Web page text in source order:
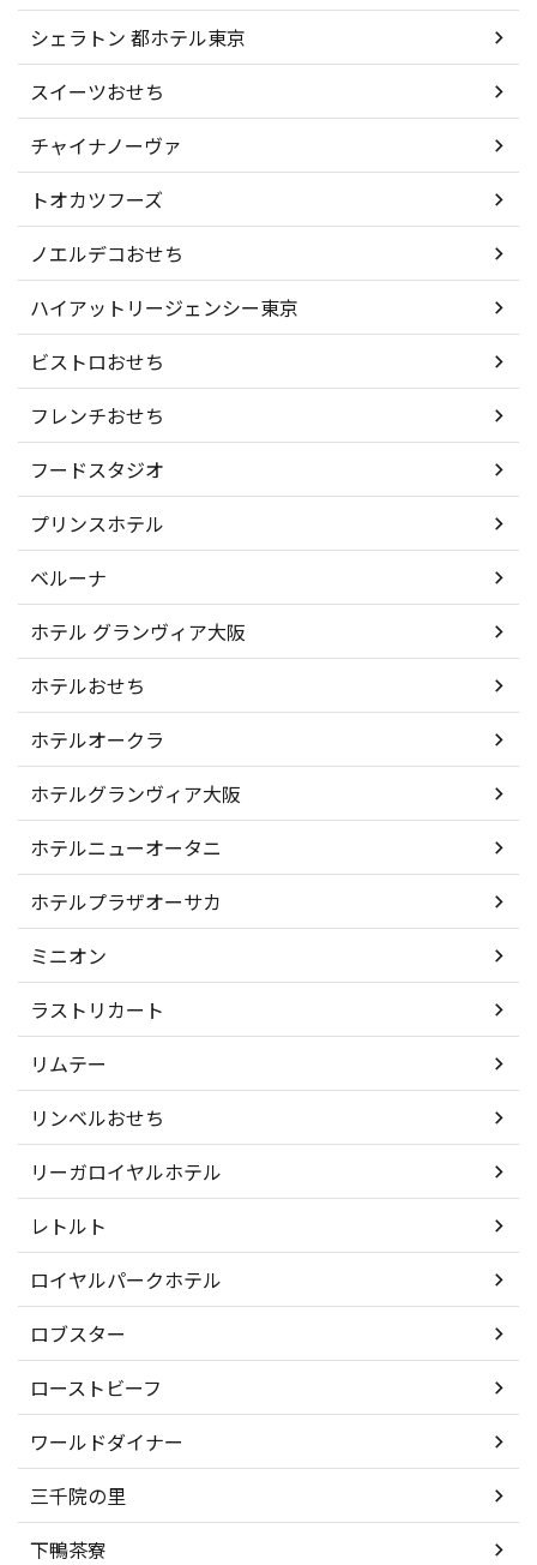
シェラトン 都ホテル東京
スイーツおせち
チャイナノーヴァ
トオカツフーズ
ノエルデコおせち
ハイアットリージェンシー東京
ビストロおせち
フレンチおせち
フードスタジオ
プリンスホテル
ベルーナ
ホテル グランヴィア大阪
ホテルおせち
ホテルオークラ
ホテルグランヴィア大阪
ホテルニューオータニ
ホテルプラザオーサカ
ミニオン
ラストリカート
リムテー
リンベルおせち
リーガロイヤルホテル
レトルト
ロイヤルパークホテル
ロブスター
ローストビーフ
ワールドダイナー
三千院の里
下鴨茶寮